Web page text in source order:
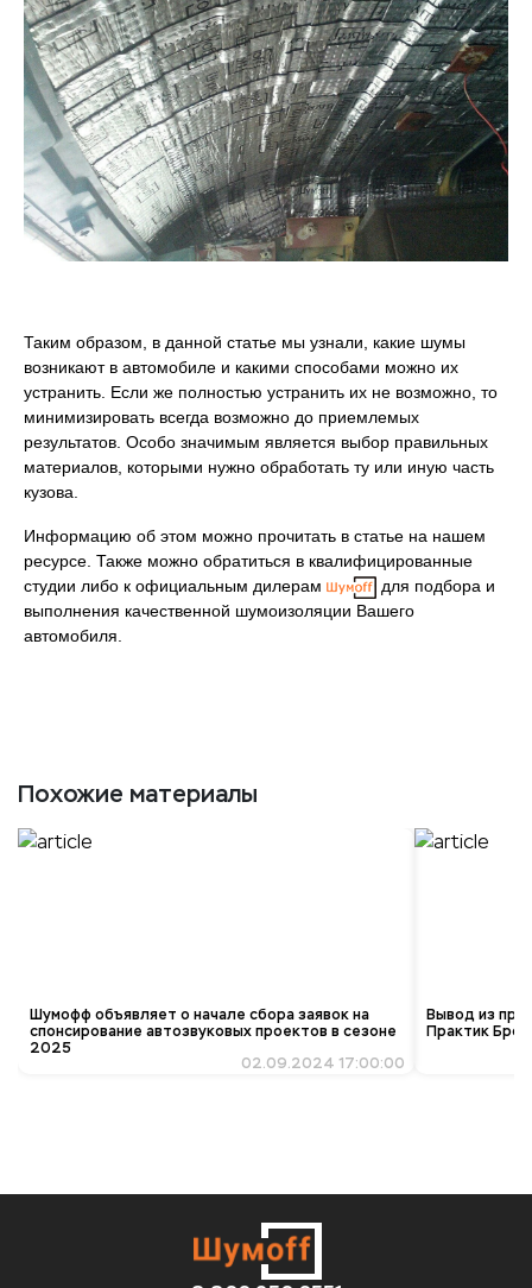
Таким образом, в данной статье мы узнали, какие шумы
возникают в автомобиле и какими способами можно их
устранить. Если же полностью устранить их не возможно, то
минимизировать всегда возможно до приемлемых
результатов. Особо значимым является выбор правильных
материалов, которыми нужно обработать ту или иную часть
кузова.
Информацию об этом можно прочитать в статье на нашем
ресурсе. Также можно обратиться в квалифицированные
студии либо к официальным дилерам
для подбора и
выполнения качественной шумоизоляции Вашего
автомобиля.
Похожие материалы
Шумофф объявляет о начале сбора заявок на
спонсирование автозвуковых проектов в сезоне
2025
02.09.2024 17:00:00
Вывод из
Практик